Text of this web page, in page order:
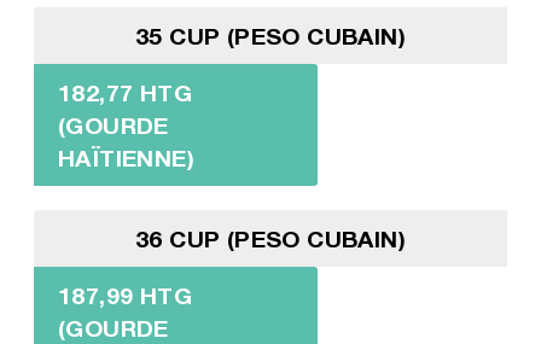
35 CUP (PESO CUBAIN)
182,77 HTG
(GOURDE
HAÏTIENNE)
36 CUP (PESO CUBAIN)
187,99 HTG
(GOURDE